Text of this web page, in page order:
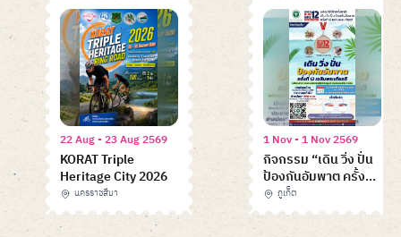
22 Aug - 23 Aug 2569
KORAT Triple
Heritage City 2026
นครราชสีมา
1 Nov - 1 Nov 2569
กิจกรรม “เดิน วิ่ง ปั่น
ป้องกันอัมพาต ครั้งที่
12 เฉลิมพระเกียรติ”
ภูเก็ต
Item